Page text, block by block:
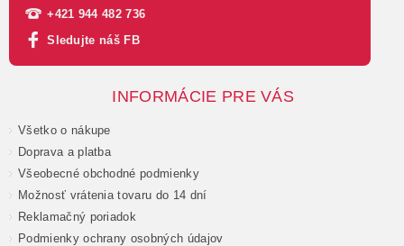
+421 944 482 736
Sledujte náš FB
INFORMÁCIE PRE VÁS
Všetko o nákupe
Doprava a platba
Všeobecné obchodné podmienky
Možnosť vrátenia tovaru do 14 dní
Reklamačný poriadok
Podmienky ochrany osobných údajov